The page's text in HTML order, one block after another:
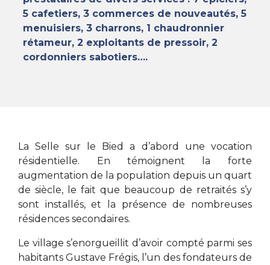
5 cafetiers, 3 commerces de nouveautés, 5
menuisiers, 3 charrons, 1 chaudronnier
rétameur, 2 exploitants de pressoir, 2
cordonniers sabotiers….
La Selle sur le Bied a d’abord une vocation
résidentielle. En témoignent la forte
augmentation de la population depuis un quart
de siècle, le fait que beaucoup de retraités s’y
sont installés, et la présence de nombreuses
résidences secondaires.
Le village s’enorgueillit d’avoir compté parmi ses
habitants Gustave Frégis, l’un des fondateurs de